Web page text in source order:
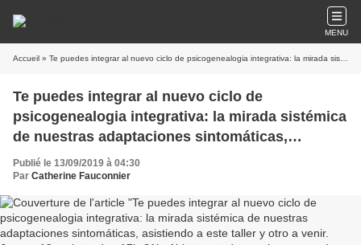
MENU
Accueil » Te puedes integrar al nuevo ciclo de psicogenealogia integrativa: la mirada sistémica de nuestras adaptaciones sintomáticas, asistiendo a este taller y otro a venir. Jueves 19 en la tarde , 17h-21h. Abierto a todos y a los avanzados que quieren completar su genograma y ser más autónomo en la manera de hacerlo crecer y utilizarlo.
Te puedes integrar al nuevo ciclo de
psicogenealogia integrativa: la mirada sistémica
de nuestras adaptaciones sintomáticas,
asistiendo a este taller y otro a venir. Jueves 19
en la tarde , 17h-21h. Abierto a todos y a los
avanzados que quieren completar su
genograma y ser más autónomo en la manera
de hacerlo crecer y utilizarlo.
Publié le 13/09/2019 à 04:30
Par Catherine Fauconnier